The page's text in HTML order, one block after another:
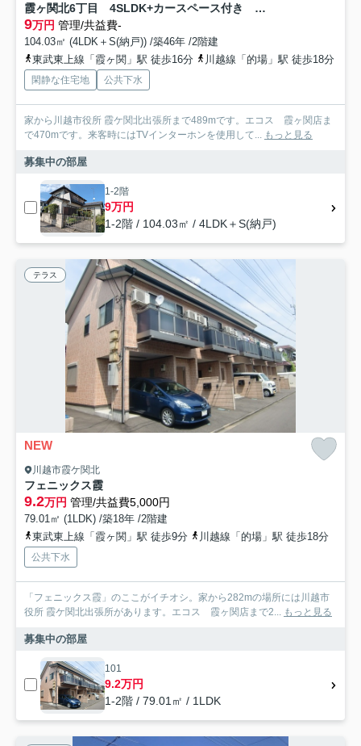
霞ヶ関北6丁目 4SLDK+カースペース付き 戸建貸家
9万円 管理/共益費-
104.03㎡ (4LDK＋S(納戸)) /築46年 /2階建
東武東上線「霞ヶ関」駅 徒歩16分
川越線「的場」駅 徒歩18分
閑静な住宅地 公共下水
家から川越市役所 霞ケ関北出張所まで489mです。エコス 霞ヶ関店ま
で470mです。来客時にはTVインターホンを使用して...
もっと見る
募集中の部屋
1-2階
9万円
1-2階 / 104.03㎡ / 4LDK＋S(納戸)
テラス
NEW
川越市霞ケ関北
フェニックス霞
9.2万円 管理/共益費5,000円
79.01㎡ (1LDK) /築18年 /2階建
東武東上線「霞ヶ関」駅 徒歩9分
川越線「的場」駅 徒歩18分
公共下水
「フェニックス霞」のここがイチオシ。家から282mの場所には川越市
役所 霞ケ関北出張所があります。エコス 霞ヶ関店まで2...
もっと見る
募集中の部屋
101
9.2万円
1-2階 / 79.01㎡ / 1LDK